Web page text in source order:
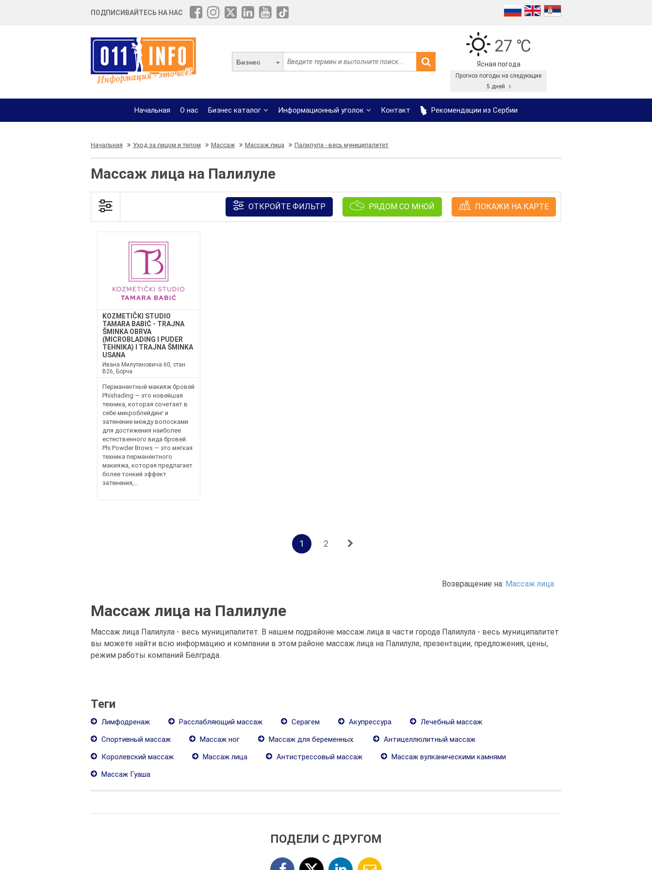
ПОДПИСИВАЙТЕСЬ НА НАС
Бизнес
27 ℃
Ясная погода
Прогноз погоды на следующие
5 дней
Начальная О нас Бизнес каталог Информационный уголок Контакт Рекомендации из Сербии
Начальная Уход за лицом и телом Массаж Массаж лица Палилула - весь муниципалитет
Массаж лица на Палилуле
ОТКРОЙТЕ ФИЛЬТР РЯДОМ СО МНОЙ ПОКАЖИ НА КАРТЕ
KOZMETIČKI STUDIO
TAMARA BABIĆ - TRAJNA
ŠMINKA OBRVA
(MICROBLADING I PUDER
TEHNIKA) I TRAJNA ŠMINKA
USANA
Ивана Милутиновича 60, стан
B26, Борча
Перманентный макияж бровей
Phishading — это новейшая
техника, которая сочетает в
себе микроблейдинг и
затенение между волосками
для достижения наиболее
естественного вида бровей.
Phi Powder Brows — это мягкая
техника перманентного
макияжа, которая предлагает
более тонкий эффект
затенения,...
1 2
Возвращение на: Массаж лица
Массаж лица на Палилуле
Массаж лица Палилула - весь муниципалитет. В нашем подрайоне массаж лица в части города Палилула - весь муниципалитет
вы можете найти всю информацию и компании в этом районе массаж лица на Палилуле, презентации, предложения, цены,
режим работы компаний Белграда.
Теги
Лимфодренаж Расслабляющий массаж Серагем Акупрессура
Лечебный массаж
Спортивный массаж
Массаж ног Массаж для беременных.
Антицеллюлитный массаж
Королевский массаж
Массаж лица Антистрессовый массаж
Массаж вулканическими камнями
Массаж Гуаша
ПОДЕЛИ С ДРУГОМ